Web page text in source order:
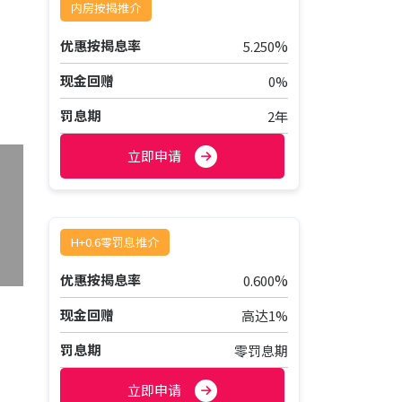
内房按揭推介
优惠按揭息率 5.250%
现金回赠
0%
罚息期
2年
立即申请
H+0.6零罚息推介
优惠按揭息率 0.600%
现金回赠
高达1%
罚息期
零罚息期
立即申请